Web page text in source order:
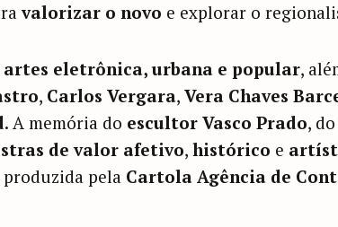
valorizar o novo e explorar o
artes eletrônica, urbana e popular,
, Carlos Vergara, Vera Chaves
. A memória do escultor Vasco Prado, do
de valor afetivo, histórico e
produzida pela Cartola Agência de